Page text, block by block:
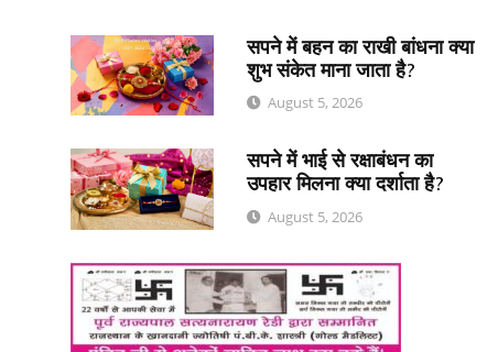
सपने में बहन का राखी बांधना क्या
शुभ संकेत माना जाता है?
August 5, 2026
सपने में भाई से रक्षाबंधन का
उपहार मिलना क्या दर्शाता है?
August 5, 2026